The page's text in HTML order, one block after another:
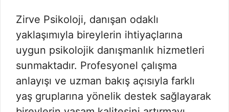
Zirve Psikoloji, danışan odaklı
yaklaşımıyla bireylerin ihtiyaçlarına
uygun psikolojik danışmanlık hizmetleri
sunmaktadır. Profesyonel çalışma
anlayışı ve uzman bakış açısıyla farklı
yaş gruplarına yönelik destek sağlayarak